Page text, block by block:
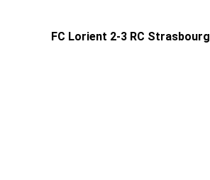
FC Lorient 2-3 RC Strasbourg